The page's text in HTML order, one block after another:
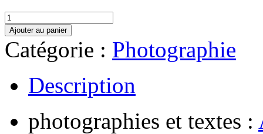
quantité
de
Indigne
toit
Ajouter au panier
Catégorie : Photographie
Description
photographies et textes :